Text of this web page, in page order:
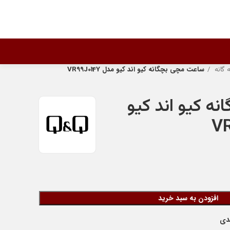
ساعت مچی بچگانه کیو اند کیو مدل VR99J014Y
کیو اند کیو
افزودن به سبد خرید